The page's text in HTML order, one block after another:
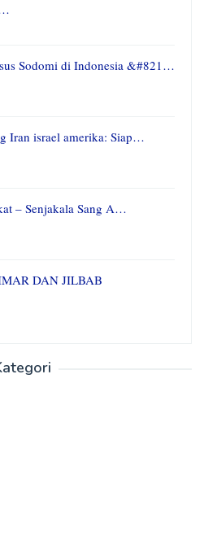
Sodomi di Indonesia &#821…
Iran israel amerika: Siap…
– Senjakala Sang A…
DAN JILBAB